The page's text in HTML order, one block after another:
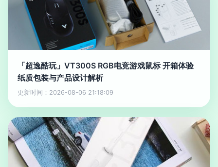
「超逸酷玩」VT300S RGB电竞游戏鼠标 开箱体验
纸质包装与产品设计解析
更新时间：2026-08-06 21:18:09